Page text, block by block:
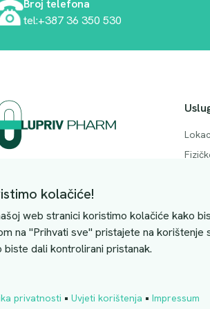
Broj telefona
tel:+387 36 350 530
kolačiće!
web stranici koristimo kolačiće kako
na "Prihvati sve" pristajete na
biste dali kontrolirani pristanak.
privatnosti • Uvjeti korištenja • Impressum